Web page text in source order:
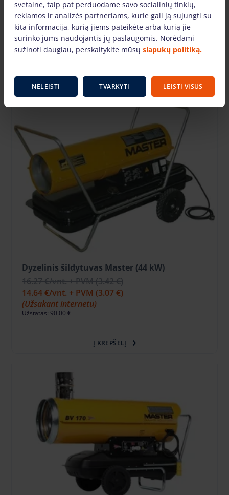
15.81 €/vnt. + PVM(3.32 €)
14.23 €/vnt. + PVM(2.99 €)
(Užsakant internetu)
Užstatas: 120.00 €
Į KREPŠELĮ
Dyzelinis šildytuvas Master (44 kW)
16.27 €/vnt. + PVM(3.42 €)
14.64 €/vnt. + PVM (3.07 €)
(Užsakant internetu)
Užstatas: 90.00 €
Į KREPŠELĮ
svetaine, taip pat perduodame savo socialinių tinklų,
reklamos ir analizės partneriams, kurie gali ją sujungti su
kita informacija, kurią jiems pateikėte arba kurią jie
surinko jums naudojantis jų paslaugomis. Norėdami
sužinoti daugiau, perskaitykite mūsų slapukų politiką.
NELEISTI TVARKYTI LEISTI VISUS